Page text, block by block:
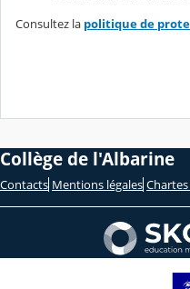
Consultez la politique de
Collège de l'Albarine
Contacts Mentions légales